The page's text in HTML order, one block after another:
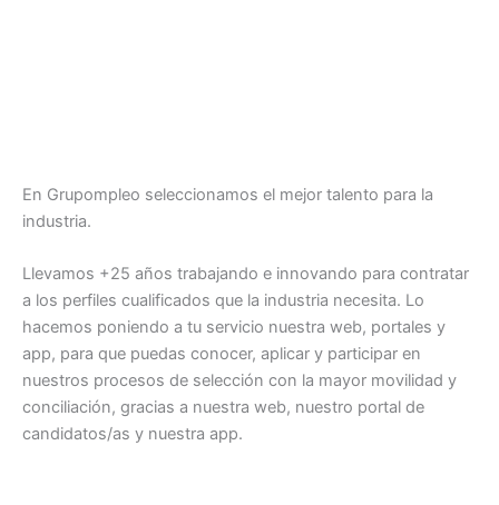
En Grupompleo seleccionamos el mejor talento para la
industria.
Llevamos +25 años trabajando e innovando para contratar
a los perfiles cualificados que la industria necesita. Lo
hacemos poniendo a tu servicio nuestra web, portales y
app, para que puedas conocer, aplicar y participar en
nuestros procesos de selección con la mayor movilidad y
conciliación, gracias a nuestra web, nuestro portal de
candidatos/as y nuestra app.